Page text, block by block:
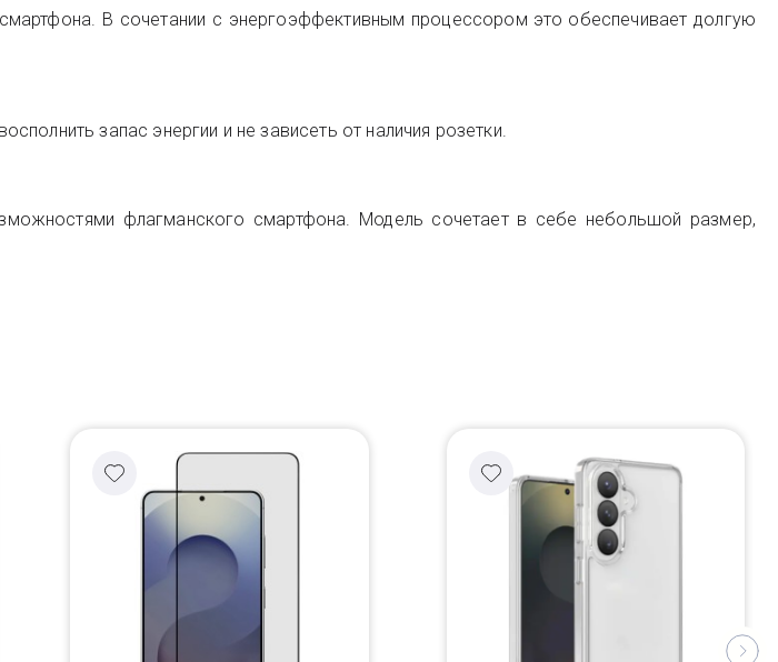
В сочетании с энергоэффективным процессором это обеспечивает долгую
запас энергии и не зависеть от наличия розетки.
флагманского смартфона. Модель сочетает в себе небольшой размер,